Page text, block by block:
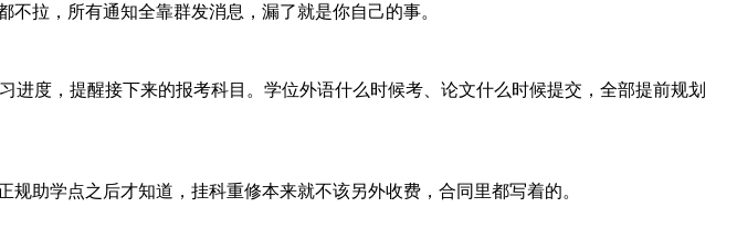
拉，所有通知全靠群发消息，漏了就是你自己的事。
度，提醒接下来的报考科目。学位外语什么时候考、论文什么时候提交，全部提前规划
助学点之后才知道，挂科重修本来就不该另外收费，合同里都写着的。